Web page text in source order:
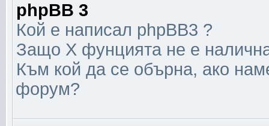
phpBB 3
Кой е написал phpBB3 ?
Защо X фунцията не е
Към кой да се обърна, ако
форум?